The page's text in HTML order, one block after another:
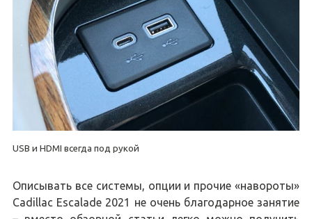
USB и HDMI всегда под рукой
Описывать все системы, опции и прочие «навороты»
Cadillac Escalade 2021 не очень благодарное занятие